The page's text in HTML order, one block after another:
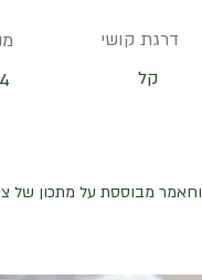
4
דרגת קושי
קל
מבוססת על מתכון של